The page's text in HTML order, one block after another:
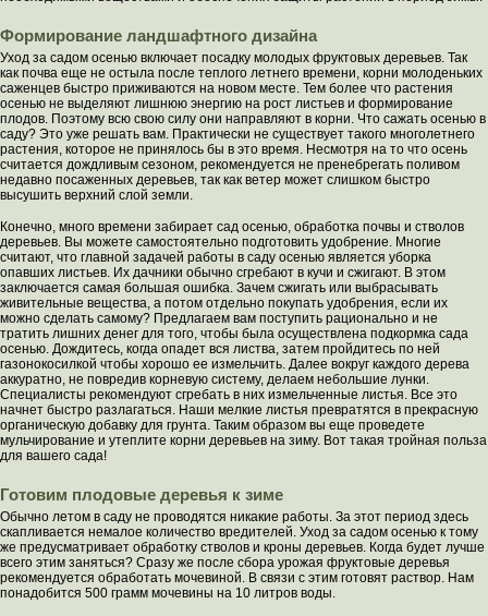
Формирование ландшафтного дизайна
Уход за садом осенью включает посадку молодых фруктовых деревьев. Так
как почва еще не остыла после теплого летнего времени, корни молоденьких
саженцев быстро приживаются на новом месте. Тем более что растения
осенью не выделяют лишнюю энергию на рост листьев и формирование
плодов. Поэтому всю свою силу они направляют в корни. Что сажать осенью в
саду? Это уже решать вам. Практически не существует такого многолетнего
растения, которое не принялось бы в это время. Несмотря на то что осень
считается дождливым сезоном, рекомендуется не пренебрегать поливом
недавно посаженных деревьев, так как ветер может слишком быстро
высушить верхний слой земли.
Конечно, много времени забирает сад осенью, обработка почвы и стволов
деревьев. Вы можете самостоятельно подготовить удобрение. Многие
считают, что главной задачей работы в саду осенью является уборка
опавших листьев. Их дачники обычно сгребают в кучи и сжигают. В этом
заключается самая большая ошибка. Зачем сжигать или выбрасывать
живительные вещества, а потом отдельно покупать удобрения, если их
можно сделать самому? Предлагаем вам поступить рационально и не
тратить лишних денег для того, чтобы была осуществлена подкормка сада
осенью. Дождитесь, когда опадет вся листва, затем пройдитесь по ней
газонокосилкой чтобы хорошо ее измельчить. Далее вокруг каждого дерева
аккуратно, не повредив корневую систему, делаем небольшие лунки.
Специалисты рекомендуют сгребать в них измельченные листья. Все это
начнет быстро разлагаться. Наши мелкие листья превратятся в прекрасную
органическую добавку для грунта. Таким образом вы еще проведете
мульчирование и утеплите корни деревьев на зиму. Вот такая тройная польза
для вашего сада!
Готовим плодовые деревья к зиме
Обычно летом в саду не проводятся никакие работы. За этот период здесь
скапливается немалое количество вредителей. Уход за садом осенью к тому
же предусматривает обработку стволов и кроны деревьев. Когда будет лучше
всего этим заняться? Сразу же после сбора урожая фруктовые деревья
рекомендуется обработать мочевиной. В связи с этим готовят раствор. Нам
понадобится 500 грамм мочевины на 10 литров воды.